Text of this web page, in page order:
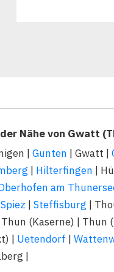
Nähe von Gwatt
| Gunten | Gwatt |
| Hilterfingen |
am
Spiez | Steffisburg |
(Kaserne) | Thun
| Uetendorf |
|